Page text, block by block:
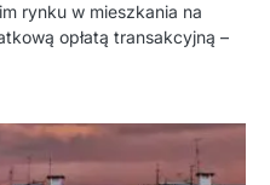
rynku w mieszkania na
opłatą transakcyjną –